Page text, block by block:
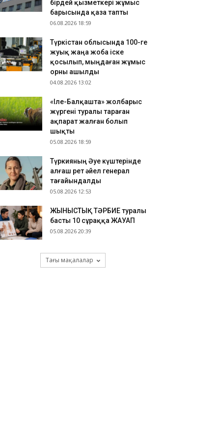
Нұралхан Көшеров тұрғынды жеке
мәселесін шешу жолын түсіндірді
ұлттық құрамасының бұрынғы
қайтыс болды
17:32
Отырар ауданына келуші туристер
бірдей қызметкері жұмыс
барысында қаза тапты
06.08.2026 18:59
Түркістан облысында 100-ге
жуық жаңа жоба іске
қосылып, мыңдаған жұмыс
орны ашылды
04.08.2026 13:02
«Іле-Балқашта» жолбарыс
жүргені туралы тараған
ақпарат жалған болып
шықты
05.08.2026 18:59
Түркияның Әуе күштерінде
алғаш рет әйел генерал
тағайындалды
05.08.2026 12:53
ЖЫНЫСТЫҚ ТӘРБИЕ туралы
басты 10 сұраққа ЖАУАП
05.08.2026 20:39
Тағы мақалалар